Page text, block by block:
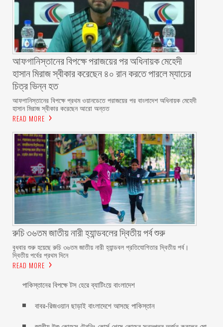
আফগানিস্তানের বিপক্ষে পরাজয়ের পর অধিনায়ক মেহেদী
হাসান মিরাজ স্বীকার করেছেন ৪০ রান করতে পারলে ম্যাচের
চিত্র ভিন্ন হত
আফগানিস্তানের বিপক্ষে প্রথম ওয়ানডেতে পরাজয়ের পর বাংলাদেশ অধিনায়ক মেহেদী
হাসান মিরাজ স্বীকার করেছেন আরো অন্তত
READ MORE
রুচি ৩৬তম জাতীয় নারী হ্যান্ডবলের দ্বিতীয় পর্ব শুরু
বুধবার শুরু হয়েছে রুচি ৩৬তম জাতীয় নারী হ্যান্ডবল প্রতিযোগিতার দ্বিতীয় পর্ব।
দ্বিতীয় পর্বের প্রথম দিনে
READ MORE
পাকিস্তানের বিপক্ষে টস হেরে ব্যাটিংয়ে বাংলাদেশ
বাবর-রিজওয়ান ছাড়াই বাংলাদেশে আসছে পাকিস্তান